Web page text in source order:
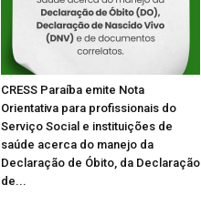
CRESS Paraíba emite Nota
Orientativa para profissionais do
Serviço Social e instituições de
saúde acerca do manejo da
Declaração de Óbito, da Declaração
de...